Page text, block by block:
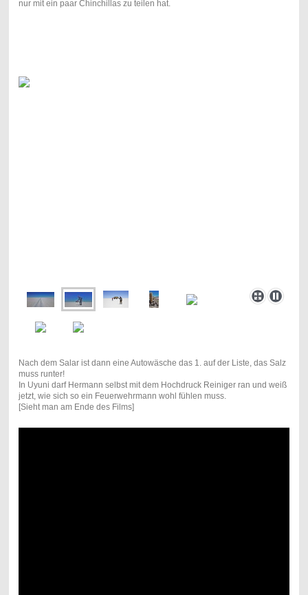
nur mit ein paar Chinchillas zu teilen hat.
Nach dem Salar ist dann eine Autowäsche das 1. auf der Liste, das Salz
muss runter!
In Uyuni darf Hermann selbst mit dem Hochdruck Reiniger ran und weiß
jetzt, wie sich so ein Feuerwehrmann wohl fühlen muss.
[Sieht man am Ende des Films]